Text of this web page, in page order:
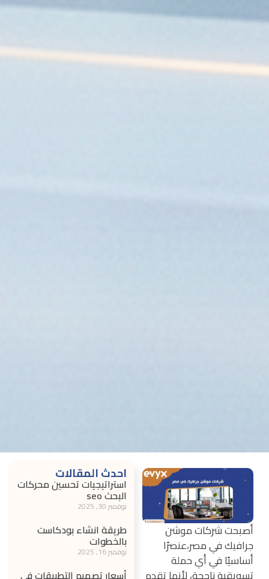
احدث المقالات
استراتيجيات تحسين محركات
البحث seo
نوفمبر 30, 2025
طريقة انشاء بودكاست
بالخطوات
نوفمبر 16, 2025
أسعار تصميم التطبيقات في
أصبحت شركات موشن
جرافيك في مصر،عنصرًا
أساسيًا في أي حملة